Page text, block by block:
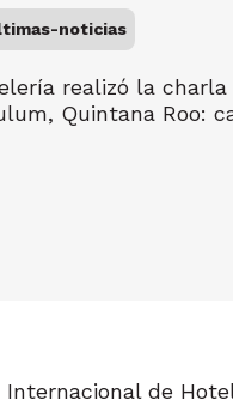
noticias
realizó la
Quintana Roo:
Internacional de